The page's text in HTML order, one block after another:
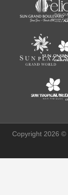
Copyright 2026 ©